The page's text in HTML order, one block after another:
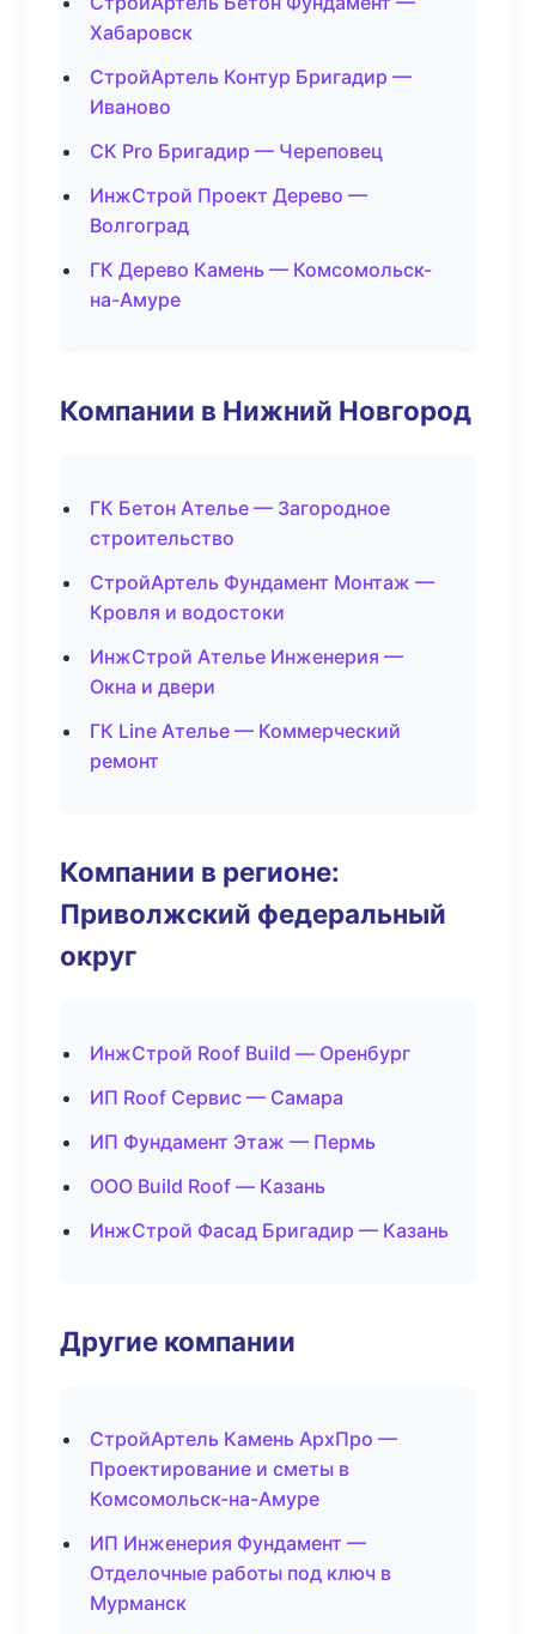
Хабаровск
СтройАртель Контур Бригадир —
Иваново
СК Pro Бригадир — Череповец
ИнжСтрой Проект Дерево —
Волгоград
ГК Дерево Камень — Комсомольск-
на-Амуре
Компании в Нижний Новгород
ГК Бетон Ателье — Загородное
строительство
СтройАртель Фундамент Монтаж —
Кровля и водостоки
ИнжСтрой Ателье Инженерия —
Окна и двери
ГК Line Ателье — Коммерческий
ремонт
Компании в регионе:
Приволжский федеральный
округ
ИнжСтрой Roof Build — Оренбург
ИП Roof Сервис — Самара
ИП Фундамент Этаж — Пермь
ООО Build Roof — Казань
ИнжСтрой Фасад Бригадир — Казань
Другие компании
СтройАртель Камень АрхПро —
Проектирование и сметы в
Комсомольск-на-Амуре
ИП Инженерия Фундамент —
Отделочные работы под ключ в
Мурманск